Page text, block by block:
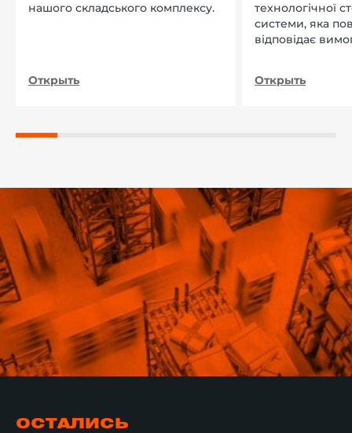
нашого складського комплексу.
Открыть
технологічної
системи, яка
відповідає
Открыть
ОСТАЛИСЬ